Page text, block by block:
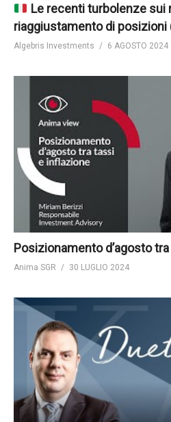
Le recenti turbolenze sui
riaggiustamento di posizioni
Algebris Investments 6 AGOSTO 2024
Posizionamento d’agosto
Anima SGR 30 LUGLIO 2024